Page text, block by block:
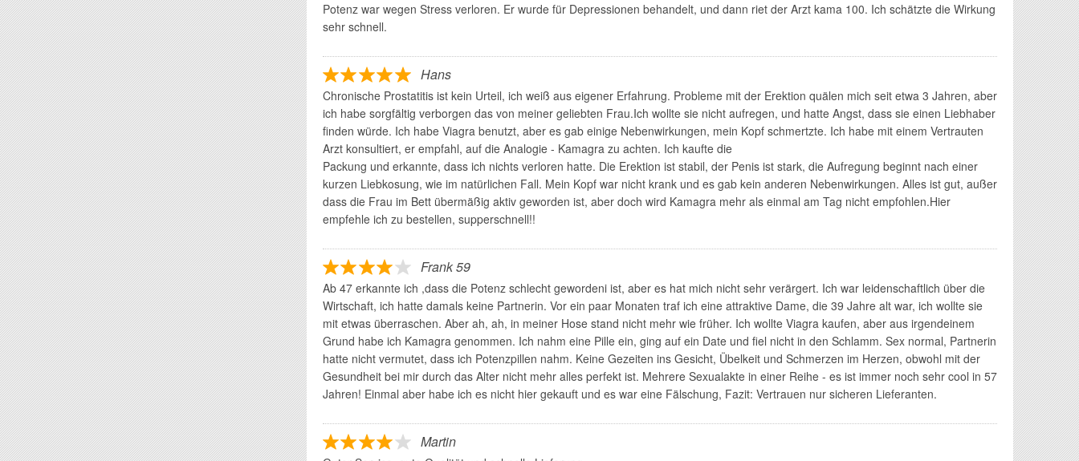
Potenz war wegen Stress verloren. Er wurde für Depressionen behandelt, und dann riet der Arzt kama 100. Ich schätzte die Wirkung
sehr schnell.
Hans
Chronische Prostatitis ist kein Urteil, ich weiß aus eigener Erfahrung. Probleme mit der Erektion quälen mich seit etwa 3 Jahren, aber
ich habe sorgfältig verborgen das von meiner geliebten Frau.Ich wollte sie nicht aufregen, und hatte Angst, dass sie einen Liebhaber
finden würde. Ich habe Viagra benutzt, aber es gab einige Nebenwirkungen, mein Kopf schmertzte. Ich habe mit einem Vertrauten
Arzt konsultiert, er empfahl, auf die Analogie - Kamagra zu achten. Ich kaufte die
Packung und erkannte, dass ich nichts verloren hatte. Die Erektion ist stabil, der Penis ist stark, die Aufregung beginnt nach einer
kurzen Liebkosung, wie im natürlichen Fall. Mein Kopf war nicht krank und es gab kein anderen Nebenwirkungen. Alles ist gut, außer
dass die Frau im Bett übermäßig aktiv geworden ist, aber doch wird Kamagra mehr als einmal am Tag nicht empfohlen.Hier
empfehle ich zu bestellen, supperschnell!!
Frank 59
Ab 47 erkannte ich ,dass die Potenz schlecht gewordeni ist, aber es hat mich nicht sehr verärgert. Ich war leidenschaftlich über die
Wirtschaft, ich hatte damals keine Partnerin. Vor ein paar Monaten traf ich eine attraktive Dame, die 39 Jahre alt war, ich wollte sie
mit etwas überraschen. Aber ah, ah, in meiner Hose stand nicht mehr wie früher. Ich wollte Viagra kaufen, aber aus irgendeinem
Grund habe ich Kamagra genommen. Ich nahm eine Pille ein, ging auf ein Date und fiel nicht in den Schlamm. Sex normal, Partnerin
hatte nicht vermutet, dass ich Potenzpillen nahm. Keine Gezeiten ins Gesicht, Übelkeit und Schmerzen im Herzen, obwohl mit der
Gesundheit bei mir durch das Alter nicht mehr alles perfekt ist. Mehrere Sexualakte in einer Reihe - es ist immer noch sehr cool in 57
Jahren! Einmal aber habe ich es nicht hier gekauft und es war eine Fälschung, Fazit: Vertrauen nur sicheren Lieferanten.
Martin